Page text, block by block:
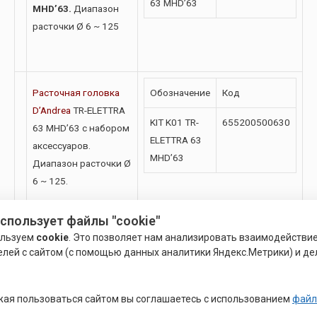
MHD’63. Диапазон
расточки Ø 6 ~ 125
63 MHD’63
Расточная головка
D’AndreaTR-ELETTRA
63 MHD’63 с набором
аксессуаров.
Диапазон расточки Ø
6 ~ 125.
В набор входит:
— Головка TR-
ELETTRA 63 MHD’63
31.28, CW 32
Обозначение Код
KIT K01 TR-
ELETTRA 63
MHD’63
655200500630
файлы "cookie"
cookie . Это позволяет нам анализировать
с сайтом (с помощью данных аналитики Яндекс.Метрики) и
пользоваться сайтом вы соглашаетесь с использованием